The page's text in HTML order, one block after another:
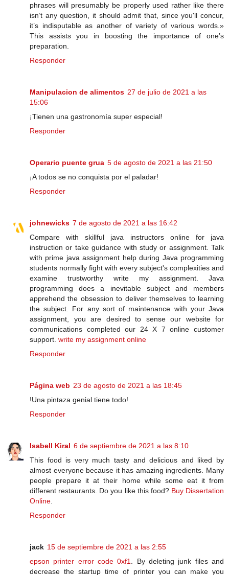
phrases will presumably be properly used rather like there
isn’t any question, it should admit that, since you'll concur,
it’s indisputable as another of variety of various words.»
This assists you in boosting the importance of one’s
preparation.
Responder
Manipulacion de alimentos 27 de julio de 2021 a las
15:06
¡Tienen una gastronomía super especial!
Responder
Operario puente grua 5 de agosto de 2021 a las 21:50
¡A todos se no conquista por el paladar!
Responder
johnewicks 7 de agosto de 2021 a las 16:42
Compare with skillful java instructors online for java
instruction or take guidance with study or assignment. Talk
with prime java assignment help during Java programming
students normally fight with every subject's complexities and
examine trustworthy write my assignment. Java
programming does a inevitable subject and members
apprehend the obsession to deliver themselves to learning
the subject. For any sort of maintenance with your Java
assignment, you are desired to sense our website for
communications completed our 24 X 7 online customer
support. write my assignment online
Responder
Página web 23 de agosto de 2021 a las 18:45
!Una pintaza genial tiene todo!
Responder
Isabell Kiral 6 de septiembre de 2021 a las 8:10
This food is very much tasty and delicious and liked by
almost everyone because it has amazing ingredients. Many
people prepare it at their home while some eat it from
different restaurants. Do you like this food? Buy Dissertation
Online
Responder
jack 15 de septiembre de 2021 a las 2:55
epson printer error code 0xf1
. By deleting junk files and
decrease the startup time of printer you can make you